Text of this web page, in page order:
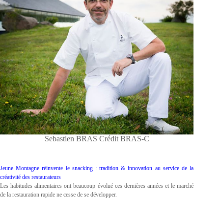
Sebastien BRAS Crédit BRAS-C
Jeune Montagne réinvente le snacking : tradition & innovation au service de la
créativité des restaurateurs
Les habitudes alimentaires ont beaucoup évolué ces dernières années et le marché
de la restauration rapide ne cesse de se développer.